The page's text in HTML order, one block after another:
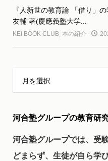
『人新世の教育論 「借り」
友輔 著(慶應義塾大学...
KEI BOOK CLUB, 本の紹介
月を選択
河合塾グループの教育研
河合塾グループでは、受
どまらず、生徒が自ら学